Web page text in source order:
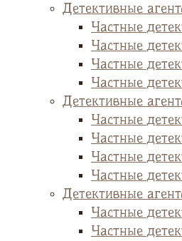
Детективные
Частные
Частные
Частные
Частные
Детективные
Частные
Частные
Частные
Частные
Детективные
Частные
Частные